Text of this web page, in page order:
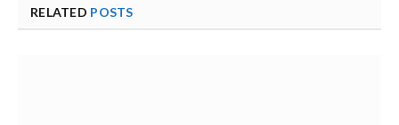
RELATED POSTS